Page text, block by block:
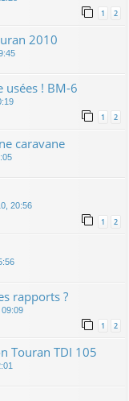
1 2
2010
! BM-6
1 2
caravane
20:56
1 2
rapports ?
1 2
Touran TDI 105